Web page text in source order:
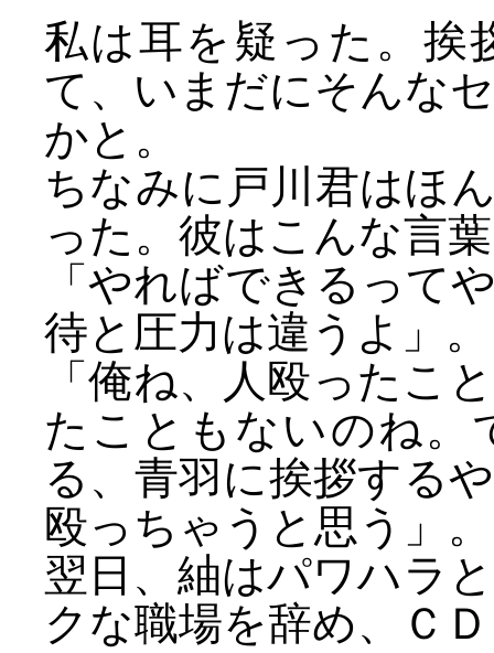
私は耳を疑った。挨
て、いまだにそんな
かと。
ちなみに戸川君はほ
った。彼はこんな言
「やればできるって
待と圧力は違うよ」。
「俺ね、人殴ったこ
たこともないのね。
る、青羽に挨拶する
殴っちゃうと思う」。
翌日、紬はパワハラ
クな職場を辞め、Ｃ